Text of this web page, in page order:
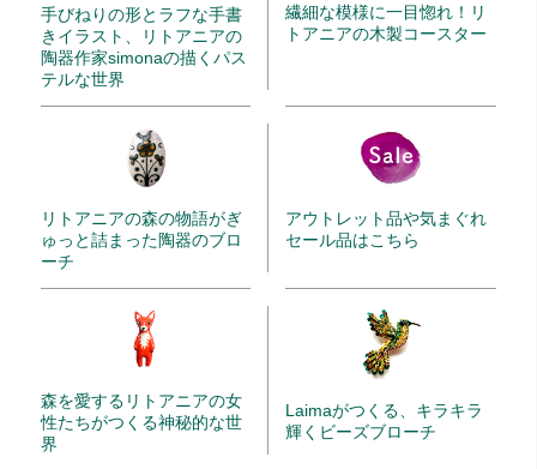
手びねりの形とラフな手書
きイラスト、リトアニアの
陶器作家simonaの描くパス
テルな世界
繊細な模様に一目惚れ！リ
トアニアの木製コースター
リトアニアの森の物語がぎ
ゅっと詰まった陶器のブロ
ーチ
アウトレット品や気まぐれ
セール品はこちら
森を愛するリトアニアの女
性たちがつくる神秘的な世
界
Laimaがつくる、キラキラ
輝くビーズブローチ